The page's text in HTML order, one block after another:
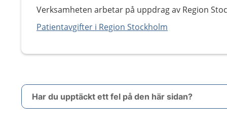
Verksamheten arbetar på uppdrag av Region
Patientavgifter i Region Stockholm
Har du upptäckt ett fel på den här sidan?